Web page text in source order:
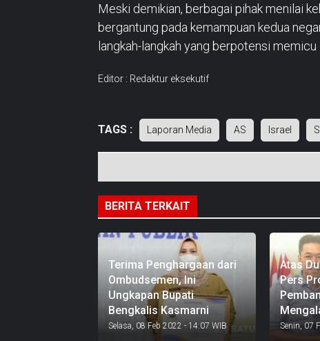
Meski demikian, berbagai pihak menilai
bergantung pada kemampuan kedua
langkah-langkah yang berpotensi
Editor : Redaktur eksekutif
TAGS : Laporan Media AS Israel
BERITA TERKAIT
Terima Penghargaan dari
Ombudsemen, Ini
Ungkapan Bupati
Bengkalis Kasmarni
Selasa, 08 Feb 2022 - 14:07 WIB
Atas
Pers
Senin, 07